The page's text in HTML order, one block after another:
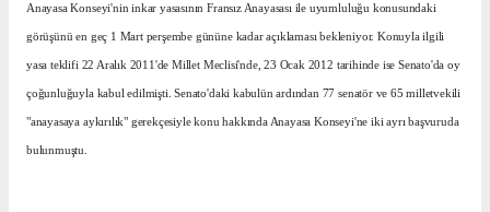
Anayasa Konseyi'nin inkar yasasının Fransız Anayasası ile uyumluluğu konusundaki
görüşünü en geç 1 Mart perşembe gününe kadar açıklaması bekleniyor. Konuyla ilgili
yasa teklifi 22 Aralık 2011'de Millet Meclisi'nde, 23 Ocak 2012 tarihinde ise Senato'da oy
çoğunluğuyla kabul edilmişti. Senato'daki kabulün ardından 77 senatör ve 65 milletvekili
"anayasaya aykırılık" gerekçesiyle konu hakkında Anayasa Konseyi'ne iki ayrı başvuruda
bulunmuştu.